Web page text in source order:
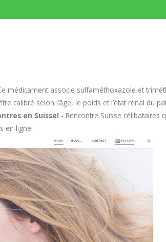
médicament associe sulfaméthoxazole et
calibré selon l’âge, le poids et l’état rénal du
en Suisse! - Rencontre Suisse
en ligne!